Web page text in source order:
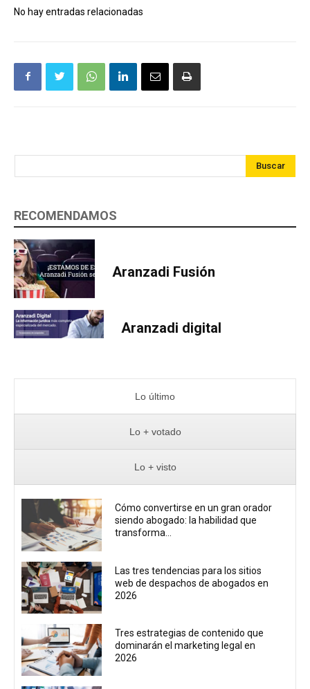
No hay entradas relacionadas
Buscar
RECOMENDAMOS
Aranzadi Fusión
Aranzadi digital
Lo último
Lo + votado
Lo + visto
Cómo convertirse en un gran orador
siendo abogado: la habilidad que
transforma...
Las tres tendencias para los sitios
web de despachos de abogados en
2026
Tres estrategias de contenido que
dominarán el marketing legal en
2026